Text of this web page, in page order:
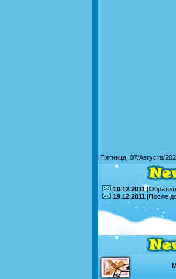
Пятница, 07/Августа/
10.12.2011
19.12.2011 |После